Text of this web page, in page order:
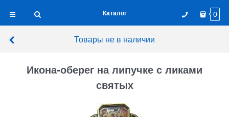
Каталог 0
Товары не в наличии
Икона-оберег на липучке с ликами
святых